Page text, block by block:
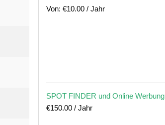
Von: €10.00 / Jahr
SPOT FINDER und Online Werbung
€150.00 / Jahr